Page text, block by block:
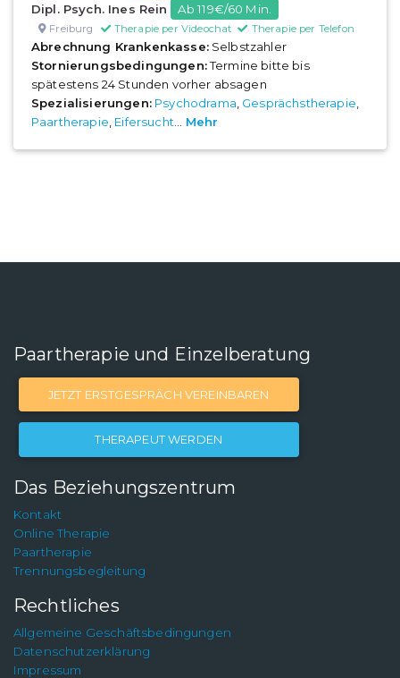
Dipl. Psych. Ines Rein Ab 119€/60 Min.
Freiburg Therapie per Videochat Therapie per Telefon
Abrechnung Krankenkasse:Selbstzahler
Stornierungsbedingungen:Termine bitte bis
spätestens 24 Stunden vorher absagen
Spezialisierungen: Psychodrama Gesprächstherapie
Paartherapie Eifersucht Mehr
Paartherapie und Einzelberatung
JETZT ERSTGESPRÄCH VEREINBAREN
THERAPEUT WERDEN
Das Beziehungszentrum
Kontakt
Online Therapie
Paartherapie
Trennungsbegleitung
Rechtliches
Allgemeine Geschäftsbedingungen
Datenschutzerklärung
Impressum